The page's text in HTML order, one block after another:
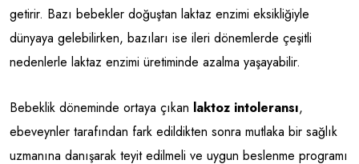
getirir. Bazı bebekler doğuştan laktaz enzimi eksikliğiyle
dünyaya gelebilirken, bazıları ise ileri dönemlerde çeşitli
nedenlerle laktaz enzimi üretiminde azalma yaşayabilir.
Bebeklik döneminde ortaya çıkan laktoz intoleransı,
ebeveynler tarafından fark edildikten sonra mutlaka bir sağlık
uzmanına danışarak teyit edilmeli ve uygun beslenme programı